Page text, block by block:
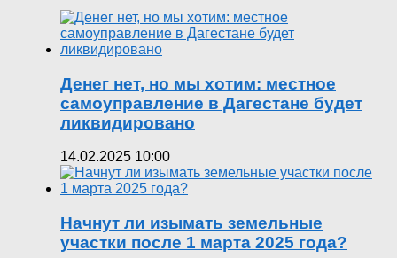
Денег нет, но мы хотим: местное
самоуправление в Дагестане будет
ликвидировано
14.02.2025 10:00
Начнут ли изымать земельные
участки после 1 марта 2025 года?